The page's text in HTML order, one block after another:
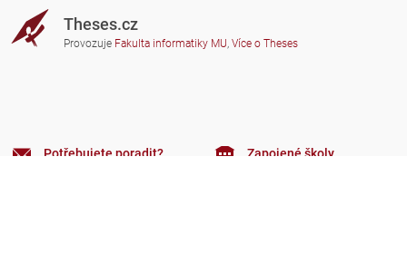
Theses.cz
Provozuje Fakulta informatiky MU, Více o Theses
Potřebujete poradit? Zapojené školy